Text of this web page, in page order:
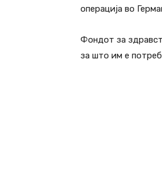
операција во
Фондот за
за што им е